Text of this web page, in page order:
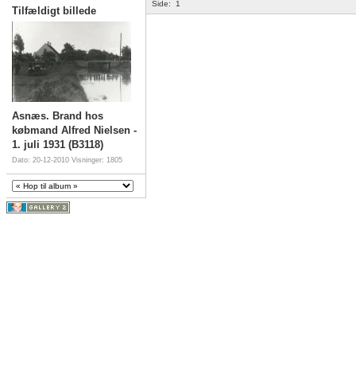
Tilfældigt billede
Asnæs. Brand hos
købmand Alfred Nielsen -
1. juli 1931 (B3118)
Dato: 20-12-2010 Visninger: 1805
Side: 1